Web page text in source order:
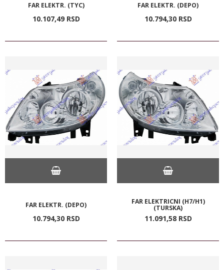
FAR ELEKTR. (TYC)
10.107,49 RSD
FAR ELEKTR. (DEPO)
10.794,30 RSD
FAR ELEKTR. (DEPO)
10.794,30 RSD
FAR ELEKTRICNI (H7/H1)
(TURSKA)
11.091,58 RSD